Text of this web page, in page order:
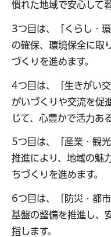
慣れた地域で安心して
3つ目は、「くらし・
の確保、環境保全に取
づくりを進めます。
4つ目は、「生きがい
がいづくりや交流を促
じて、心豊かで活力あ
5つ目は、「産業・観
推進により、地域の魅
ちづくりを進めます。
6つ目は、「防災・都
基盤の整備を推進し、
指します。